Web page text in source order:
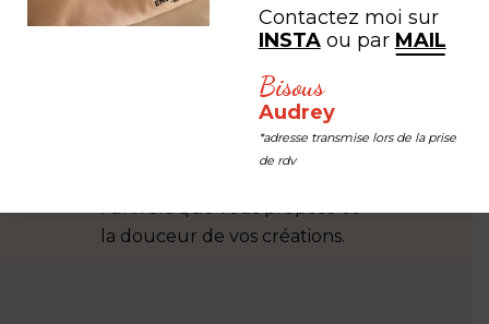
Je suis totalement séduite par
vos créations, c’est vraiment
l’univers que vous proposé et
la douceur de vos créations.
acheter !!!
sympa et
Contactez moi sur
INSTAou par MAIL
Bisous
Audrey
*adresse transmise lors de la prise
de rdv